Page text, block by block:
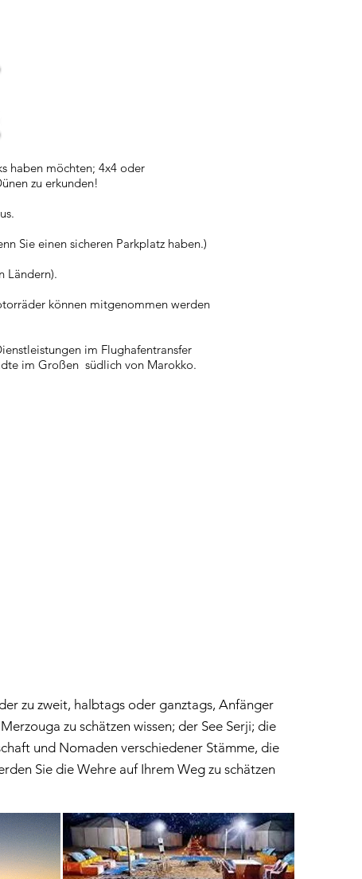
haben möchten; 4x4 oder
zu erkunden!
Sie einen sicheren Parkplatz haben.)
Ländern).
können mitgenommen werden
im Flughafentransfer
im Großen südlich von Marokko.
zu zweit, halbtags oder ganztags, Anfänger
zu schätzen wissen; der See Serji; die
und Nomaden verschiedener Stämme, die
Sie die Wehre auf Ihrem Weg zu schätzen